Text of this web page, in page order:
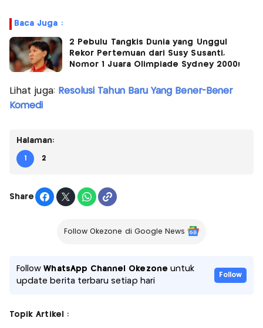
Baca Juga :
2 Pebulu Tangkis Dunia yang Unggul
Rekor Pertemuan dari Susy Susanti,
Nomor 1 Juara Olimpiade Sydney 2000!
Lihat juga: Resolusi Tahun Baru Yang Bener-Bener
Komedi
Halaman:
1 2
Share
Follow Okezone di Google News
FollowWhatsApp Channel Okezone untuk
update berita terbaru setiap hari
Follow
Topik Artikel :